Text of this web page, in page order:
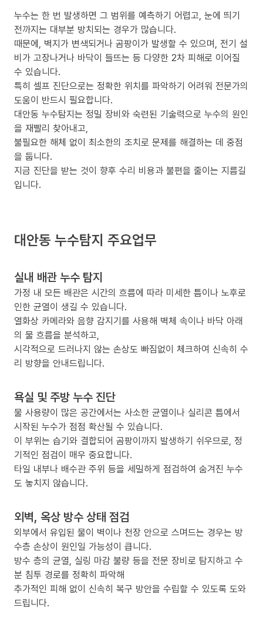
누수는 한 번 발생하면 그 범위를 예측하기 어렵고, 눈에 띄기
전까지는 대부분 방치되는 경우가 많습니다.
때문에, 벽지가 변색되거나 곰팡이가 발생할 수 있으며, 전기 설
비가 고장나거나 바닥이 들뜨는 등 다양한 2차 피해로 이어질
수 있습니다.
특히 셀프 진단으로는 정확한 위치를 파악하기 어려워 전문가의
도움이 반드시 필요합니다.
대안동 누수탐지는 정밀 장비와 숙련된 기술력으로 누수의 원인
을 재빨리 찾아내고,
불필요한 해체 없이 최소한의 조치로 문제를 해결하는 데 중점
을 둡니다.
지금 진단을 받는 것이 향후 수리 비용과 불편을 줄이는 지름길
입니다.
대안동 누수탐지 주요업무
실내 배관 누수 탐지
가정 내 모든 배관은 시간의 흐름에 따라 미세한 틈이나 노후로
인한 균열이 생길 수 있습니다.
열화상 카메라와 음향 감지기를 사용해 벽체 속이나 바닥 아래
의 물 흐름을 분석하고,
시각적으로 드러나지 않는 손상도 빠짐없이 체크하여 신속히 수
리 방향을 안내드립니다.
욕실 및 주방 누수 진단
물 사용량이 많은 공간에서는 사소한 균열이나 실리콘 틈에서
시작된 누수가 점점 확산될 수 있습니다.
이 부위는 습기와 결합되어 곰팡이까지 발생하기 쉬우므로, 정
기적인 점검이 매우 중요합니다.
타일 내부나 배수관 주위 등을 세밀하게 점검하여 숨겨진 누수
도 놓치지 않습니다.
외벽, 옥상 방수 상태 점검
외부에서 유입된 물이 벽이나 천장 안으로 스며드는 경우는 방
수층 손상이 원인일 가능성이 큽니다.
방수 층의 균열, 실링 마감 불량 등을 전문 장비로 탐지하고 수
분 침투 경로를 정확히 파악해
추가적인 피해 없이 신속히 복구 방안을 수립할 수 있도록 도와
드립니다.